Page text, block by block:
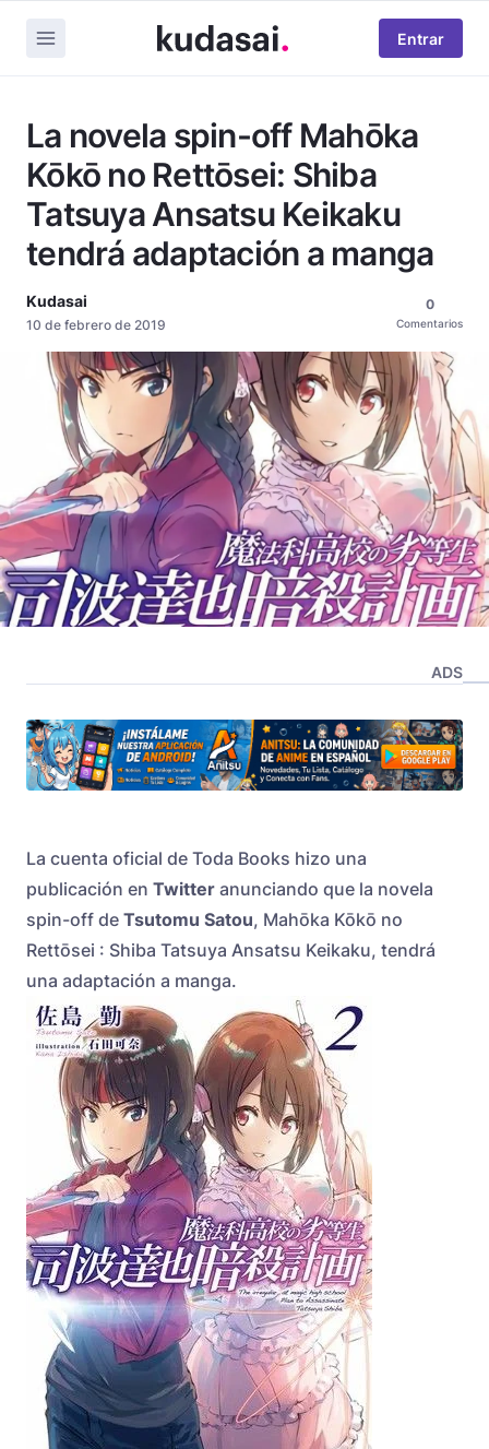
Entrar
La novela spin-off Mahōka
Kōkō no Rettōsei: Shiba
Tatsuya Ansatsu Keikaku
tendrá adaptación a manga
Kudasai
10 de febrero de 2019
0
Comentarios
ADS
La cuenta oficial de Toda Books hizo una
publicación en Twitter anunciando que la novela
spin-off de Tsutomu Satou, Mahōka Kōkō no
Rettōsei : Shiba Tatsuya Ansatsu Keikaku, tendrá
una adaptación a manga.